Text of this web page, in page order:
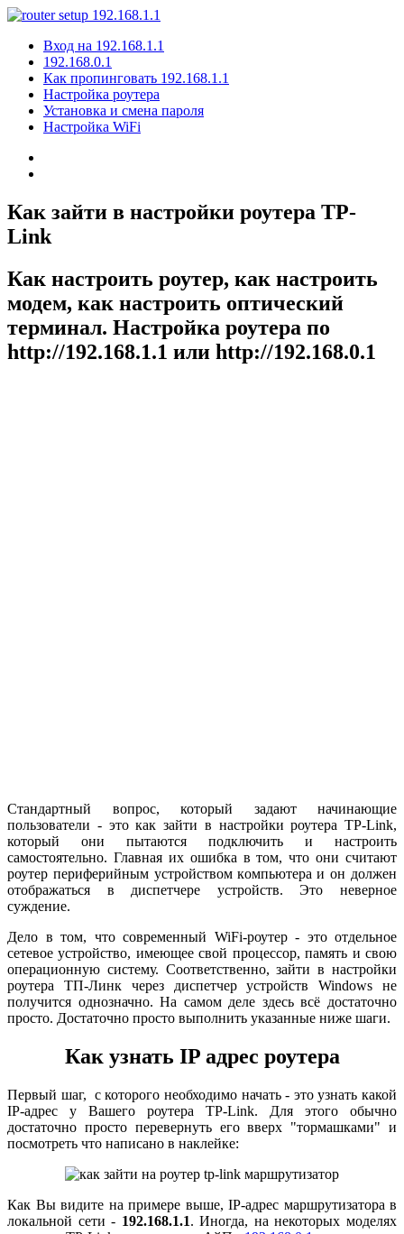
Вход на 192.168.1.1
192.168.0.1
Как пропинговать 192.168.1.1
Настройка роутера
Установка и смена пароля
Настройка WiFi
Как зайти в настройки роутера TP-
Link
Как настроить роутер, как настроить
модем, как настроить оптический
терминал. Настройка роутера по
http://192.168.1.1 или http://192.168.0.1
Стандартный вопрос, который задают начинающие
пользователи - это как зайти в настройки роутера TP-Link,
который они пытаются подключить и настроить
самостоятельно. Главная их ошибка в том, что они считают
роутер периферийным устройством компьютера и он должен
отображаться в диспетчере устройств. Это неверное
суждение.
Дело в том, что современный WiFi-роутер - это отдельное
сетевое устройство, имеющее свой процессор, память и свою
операционную систему. Соответственно, зайти в настройки
роутера ТП-Линк через диспетчер устройств Windows не
получится однозначно. На самом деле здесь всё достаточно
просто. Достаточно просто выполнить указанные ниже шаги.
Как узнать IP адрес роутера
Первый шаг, с которого необходимо начать - это узнать какой
IP-адрес у Вашего роутера TP-Link. Для этого обычно
достаточно просто перевернуть его вверх "тормашками" и
посмотреть что написано в наклейке:
Как Вы видите на примере выше, IP-адрес маршрутизатора в
локальной сети - 192.168.1.1. Иногда, на некоторых моделях